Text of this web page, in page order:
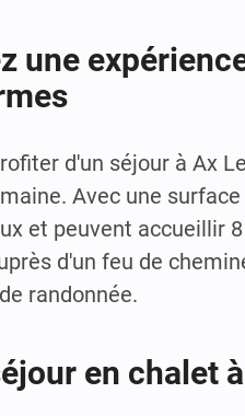
une
d'un séjour à Ax
Avec une
et peuvent accueillir
d'un feu de
randonnée.
en chalet